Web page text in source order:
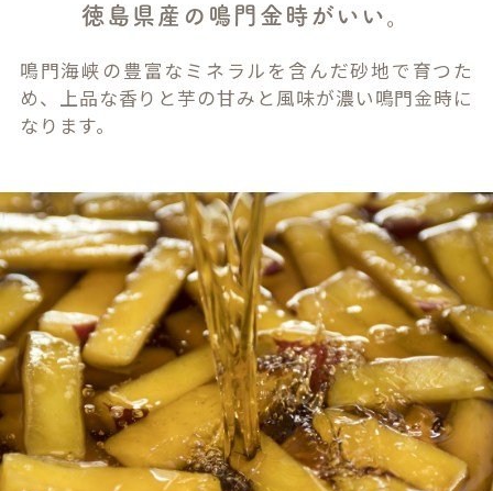
徳島県産の鳴門金時がいい。
鳴門海峡の豊富なミネラルを含んだ砂地で育つた
め、上品な香りと芋の甘みと風味が濃い鳴門金時に
なります。